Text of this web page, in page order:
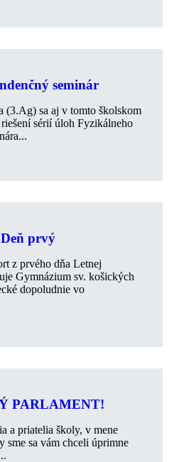
seminár
(3.Ag) sa aj v tomto školskom
sérií úloh Fyzikálneho
prvý
z prvého dňa Letnej
Gymnázium sv. košických
dopoludnie vo
PARLAMENT!
a priatelia školy, v mene
sme sa vám chceli úprimne